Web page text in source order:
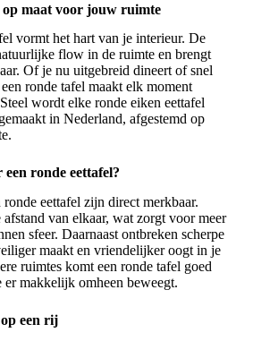
op maat voor jouw ruimte
vormt het hart van je interieur. De
flow in de ruimte en brengt
Of je nu uitgebreid dineert of snel
ronde tafel maakt elk moment
wordt elke ronde eiken eettafel
in Nederland, afgestemd op
ronde eettafel?
eettafel zijn direct merkbaar.
van elkaar, wat zorgt voor meer
sfeer. Daarnaast ontbreken scherpe
maakt en vriendelijker oogt in je
ruimtes komt een ronde tafel goed
makkelijk omheen beweegt.
een rij